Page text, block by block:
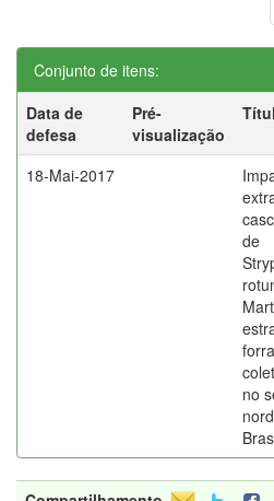
Conjunto de itens:
Data de
defesa
Pré-
visualização
18-Mai-2017
de
no